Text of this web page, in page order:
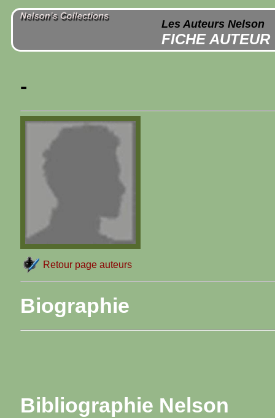
Les Auteurs Nelson
FICHE AUTEUR
-
Retour page auteurs
Biographie
Bibliographie Nelson